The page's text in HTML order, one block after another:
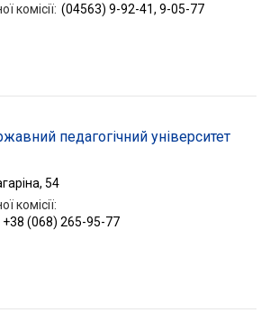
комісії: (04563) 9-92-41, 9-05-77
педагогічний університет
54
комісії:
(068) 265-95-77